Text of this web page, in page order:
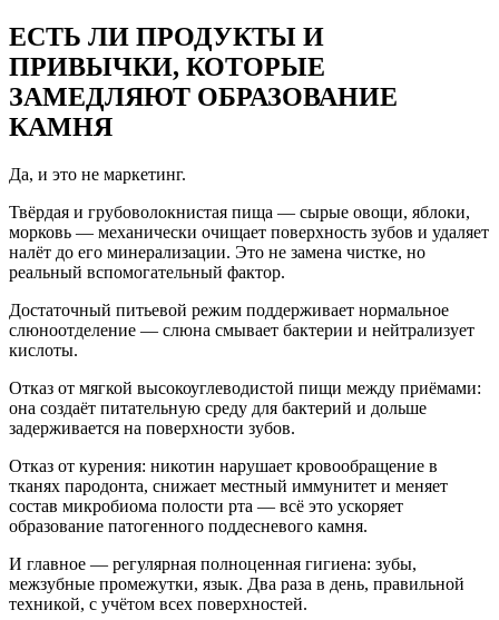
ЕСТЬ ЛИ ПРОДУКТЫ И
ПРИВЫЧКИ, КОТОРЫЕ
ЗАМЕДЛЯЮТ ОБРАЗОВАНИЕ
КАМНЯ
Да, и это не маркетинг.
Твёрдая и грубоволокнистая пища — сырые овощи, яблоки,
морковь — механически очищает поверхность зубов и удаляет
налёт до его минерализации. Это не замена чистке, но
реальный вспомогательный фактор.
Достаточный питьевой режим поддерживает нормальное
слюноотделение — слюна смывает бактерии и нейтрализует
кислоты.
Отказ от мягкой высокоуглеводистой пищи между приёмами:
она создаёт питательную среду для бактерий и дольше
задерживается на поверхности зубов.
Отказ от курения: никотин нарушает кровообращение в
тканях пародонта, снижает местный иммунитет и меняет
состав микробиома полости рта — всё это ускоряет
образование патогенного поддесневого камня.
И главное — регулярная полноценная гигиена: зубы,
межзубные промежутки, язык. Два раза в день, правильной
техникой, с учётом всех поверхностей.